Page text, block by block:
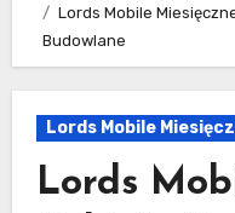
Lords Mobile
Budowlane
Lords Mobile
Lords